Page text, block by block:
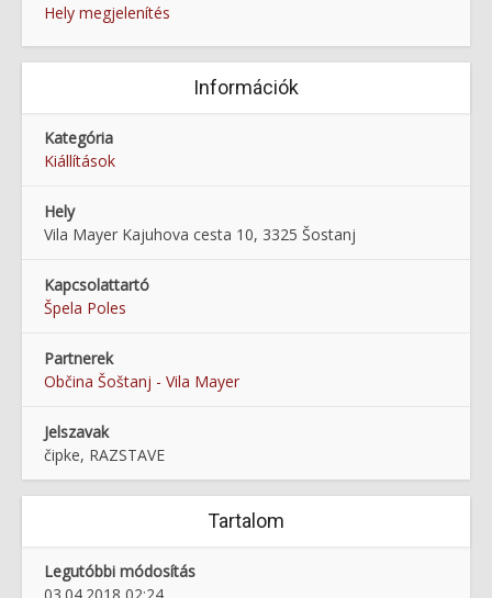
Hely megjelenítés
Információk
Kategória
Kiállítások
Hely
Vila Mayer Kajuhova cesta 10, 3325 Šostanj
Kapcsolattartó
Špela Poles
Partnerek
Občina Šoštanj - Vila Mayer
Jelszavak
čipke, RAZSTAVE
Tartalom
Legutóbbi módosítás